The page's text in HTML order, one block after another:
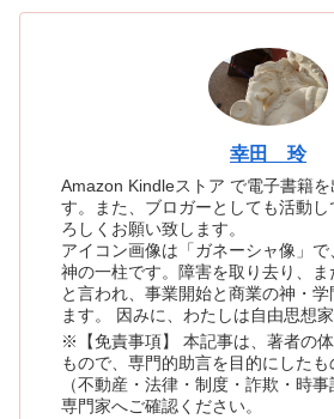
幸田 玲
Amazon Kindleストア で電子書籍
す。また、ブロガーとしても活動し
ろしくお願い致します。
アイコン画像は「ガネーシャ像」
神の一柱です。障害を取り去り、
と言われ、事業開始と商業の神・
ます。 因みに、わたしは自由思想家
※【免責事項】 本記事は、著者の
もので、専門的助言を目的にした
（不動産・法律・制度・詐欺・時
専門家へご確認ください。